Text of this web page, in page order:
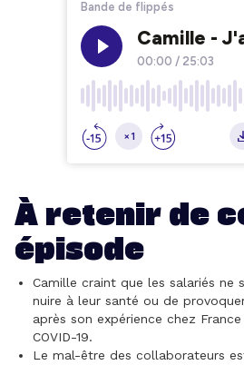
À retenir de
épisode
Camille craint que les salariés ne
nuire à leur santé ou de
après son expérience chez
COVID-19.
Le mal-être des collaborateurs